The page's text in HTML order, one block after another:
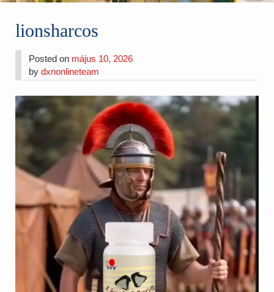
lionsharcos
Posted on május 10, 2026
bydxnonlineteam